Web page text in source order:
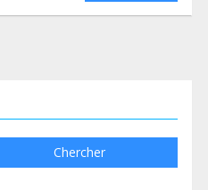
Chercher